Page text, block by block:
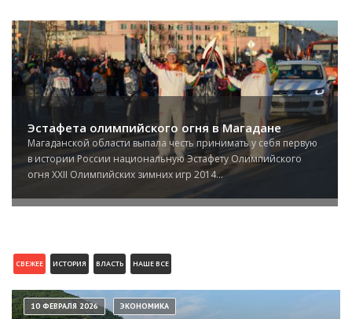
Эстафета олимпийского огня в Магадане
Магаданской области выпала честь принимать у себя первую
в истории России национальную Эстафету Олимпийского
огня XXII Олимпийских зимних игр 2014...
СВЕЖЕЕ ИСТОРИЯ ВЛАСТЬ НАШЕ ВСЕ
10 ФЕВРАЛЯ 2026 ЭКОНОМИКА